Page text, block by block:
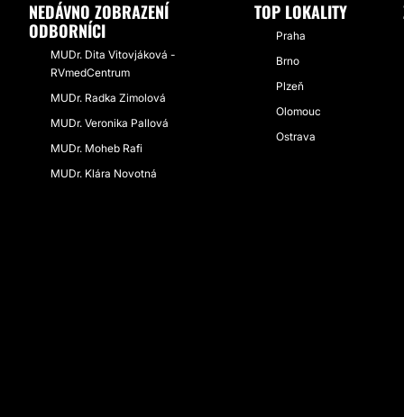
NEDÁVNO ZOBRAZENÍ
ODBORNÍCI
MUDr. Dita Vitovjáková -
RVmedCentrum
MUDr. Radka Zimolová
MUDr. Veronika Pallová
MUDr. Moheb Rafi
MUDr. Klára Novotná
TOP LOKALITY
Praha
Brno
Plzeň
Olomouc
Ostrava